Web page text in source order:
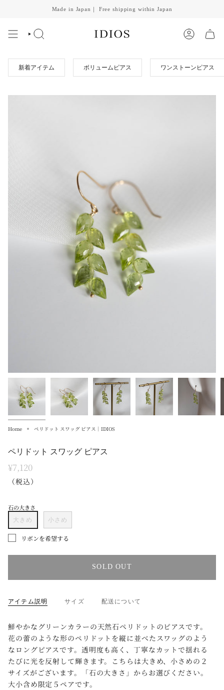
Made in Japan｜ Free shipping within Japan
SEARCH ACCOUNT
新着アイテム ボリュームピアス ワンストーンピアス
Home ペリドット スワッグ ピアス｜IDIOS
ペリドット スワッグ ピアス
¥7,120
（税込）
石の大きさ
大きめ 小さめ
リボンを希望する
SOLD OUT
アイテム説明 サイズ 配送について
鮮やかなグリーンカラーの天然石ペリドットのピアスです。
花の蕾のような形のペリドットを縦に並べたスワッグのよう
なロングピアスです。透明度も高く、丁寧なカットで揺れる
たびに光を反射して輝きます。こちらは大きめ、小さめの２
サイズがございます。「石の大きさ」からお選びください。
大小含め限定５ペアです。